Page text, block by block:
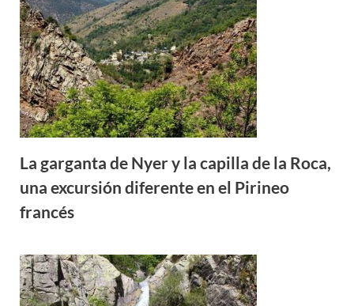
La garganta de Nyer y la capilla de la Roca,
una excursión diferente en el Pirineo
francés